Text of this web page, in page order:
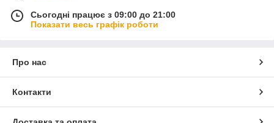
Сьогодні працює з 09:00 до 21:00
Показати весь графік роботи
Про нас
Контакти